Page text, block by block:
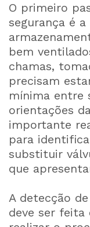
O primeiro
segurança é a
bem
chamas,
precisam
mínima entre
orientações
importante
para
substituir
que
A detecção
deve ser feita